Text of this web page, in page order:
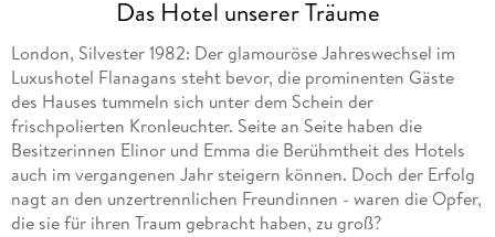
Das Hotel unserer Träume
London, Silvester 1982: Der glamouröse Jahreswechsel im
Luxushotel Flanagans steht bevor, die prominenten Gäste
des Hauses tummeln sich unter dem Schein der
frischpolierten Kronleuchter. Seite an Seite haben die
Besitzerinnen Elinor und Emma die Berühmtheit des Hotels
auch im vergangenen Jahr steigern können. Doch der Erfolg
nagt an den unzertrennlichen Freundinnen - waren die Opfer,
die sie für ihren Traum gebracht haben, zu groß?